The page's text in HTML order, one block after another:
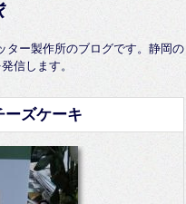
ター製作所のブログです。静岡の
信します。
ーズケーキ